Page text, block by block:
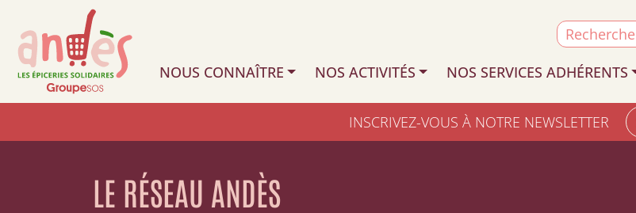
Search
for:
NOUS CONNAÎTRE
NOS ACTIVITÉS NOS SERVICES ADHÉRENTS
INSCRIVEZ-VOUS À NOTRE NEWSLETTER
LE RÉSEAU ANDÈS